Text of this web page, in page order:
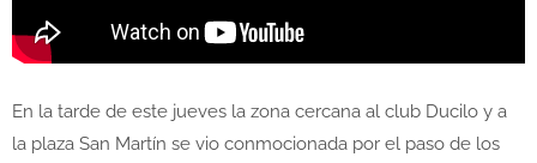
En la tarde de este jueves la zona cercana al club Ducilo y a
la plaza San Martín se vio conmocionada por el paso de los